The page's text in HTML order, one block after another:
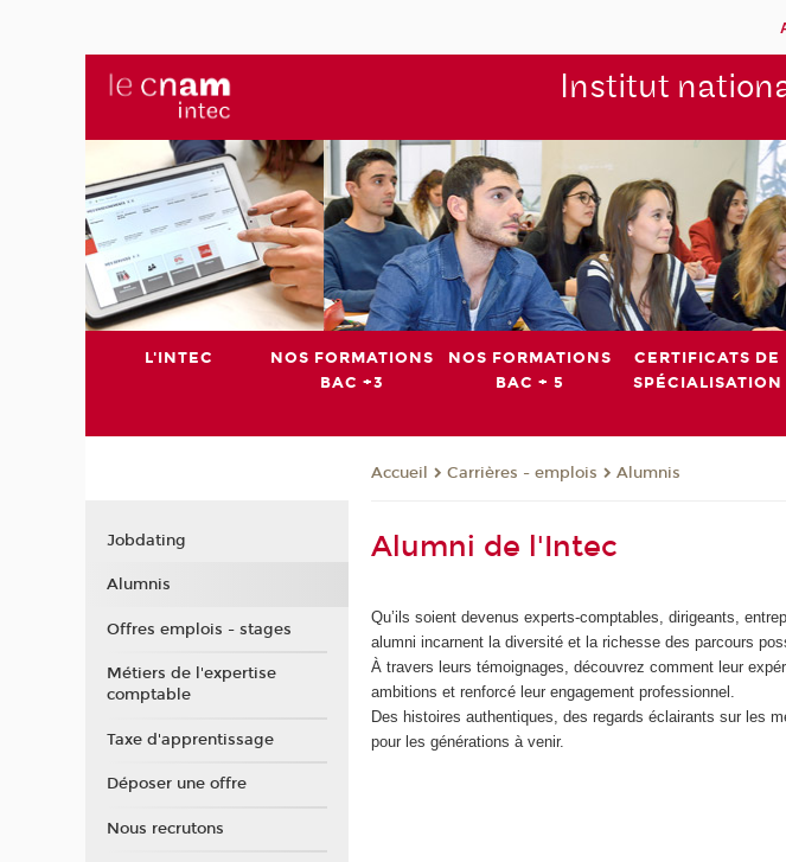
Institut
L'INTEC
NOS FORMATIONS
BAC +3
NOS FORMATIONS
BAC + 5
CERTIFICATS DE
SPÉCIALISATION
Accueil Carrières - emplois Alumnis
Alumni de l'Intec
Qu’ils soient devenus experts-comptables, dirigeants,
alumni incarnent la diversité et la richesse des parcours
À travers leurs témoignages, découvrez comment leur
ambitions et renforcé leur engagement professionnel.
Des histoires authentiques, des regards éclairants sur les
pour les générations à venir.
Jobdating
Alumnis
Offres emplois - stages
Métiers de l'expertise
comptable
Taxe d'apprentissage
Déposer une offre
Nous recrutons